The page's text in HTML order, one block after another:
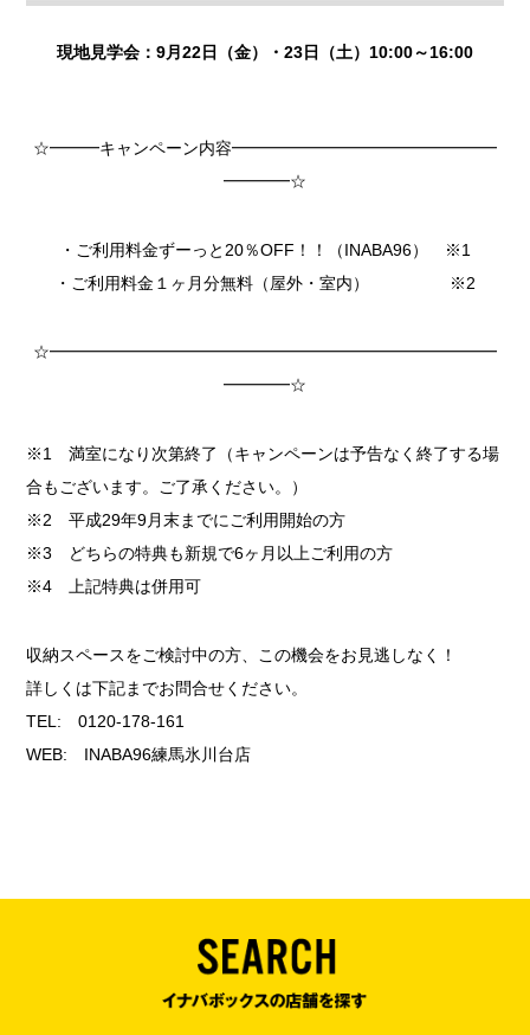
現地見学会：9月22日（金）・23日（土）10:00～16:00
☆━━━キャンペーン内容━━━━━━━━━━━━━━━━
━━━━☆
・ご利用料金ずーっと20％OFF！！（INABA96） ※1
・ご利用料金１ヶ月分無料（屋外・室内） ※2
☆━━━━━━━━━━━━━━━━━━━━━━━━━━━
━━━━☆
※1 満室になり次第終了（キャンペーンは予告なく終了する場
合もございます。ご了承ください。）
※2 平成29年9月末までにご利用開始の方
※3 どちらの特典も新規で6ヶ月以上ご利用の方
※4 上記特典は併用可
収納スペースをご検討中の方、この機会をお見逃しなく！
詳しくは下記までお問合せください。
TEL: 0120-178-161
WEB: INABA96練馬氷川台店